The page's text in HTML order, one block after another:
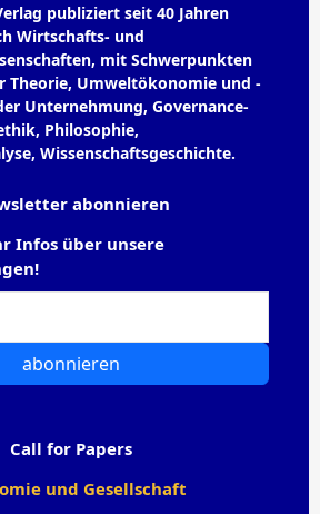
publiziert seit 40 Jahren
Wirtschafts- und
mit Schwerpunkten
Theorie, Umweltökonomie und -
Unternehmung, Governance-
Philosophie,
Wissenschaftsgeschichte.
abonnieren
Infos über unsere
abonnieren
Call for Papers
und Gesellschaft